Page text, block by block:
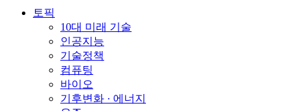
토픽
10대 미래 기술
인공지능
기술정책
컴퓨팅
바이오
기후변화 · 에너지